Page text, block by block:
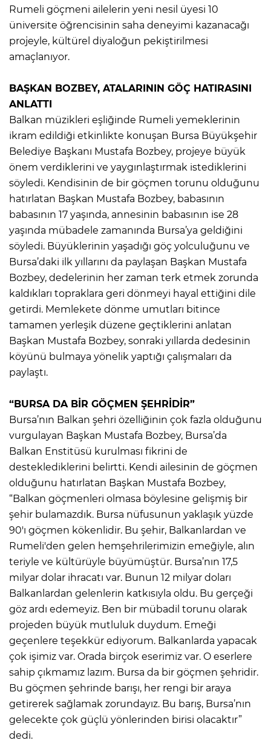
Rumeli göçmeni ailelerin yeni nesil üyesi 10
üniversite öğrencisinin saha deneyimi kazanacağı
projeyle, kültürel diyaloğun pekiştirilmesi
amaçlanıyor.
BAŞKAN BOZBEY, ATALARININ GÖÇ HATIRASINI
ANLATTI
Balkan müzikleri eşliğinde Rumeli yemeklerinin
ikram edildiği etkinlikte konuşan Bursa Büyükşehir
Belediye Başkanı Mustafa Bozbey, projeye büyük
önem verdiklerini ve yaygınlaştırmak istediklerini
söyledi. Kendisinin de bir göçmen torunu olduğunu
hatırlatan Başkan Mustafa Bozbey, babasının
babasının 17 yaşında, annesinin babasının ise 28
yaşında mübadele zamanında Bursa’ya geldiğini
söyledi. Büyüklerinin yaşadığı göç yolculuğunu ve
Bursa’daki ilk yıllarını da paylaşan Başkan Mustafa
Bozbey, dedelerinin her zaman terk etmek zorunda
kaldıkları topraklara geri dönmeyi hayal ettiğini dile
getirdi. Memlekete dönme umutları bitince
tamamen yerleşik düzene geçtiklerini anlatan
Başkan Mustafa Bozbey, sonraki yıllarda dedesinin
köyünü bulmaya yönelik yaptığı çalışmaları da
paylaştı.
“BURSA DA BİR GÖÇMEN ŞEHRİDİR”
Bursa’nın Balkan şehri özelliğinin çok fazla olduğunu
vurgulayan Başkan Mustafa Bozbey, Bursa’da
Balkan Enstitüsü kurulması fikrini de
desteklediklerini belirtti. Kendi ailesinin de göçmen
olduğunu hatırlatan Başkan Mustafa Bozbey,
“Balkan göçmenleri olmasa böylesine gelişmiş bir
şehir bulamazdık. Bursa nüfusunun yaklaşık yüzde
90'ı göçmen kökenlidir. Bu şehir, Balkanlardan ve
Rumeli'den gelen hemşehrilerimizin emeğiyle, alın
teriyle ve kültürüyle büyümüştür. Bursa’nın 17,5
milyar dolar ihracatı var. Bunun 12 milyar doları
Balkanlardan gelenlerin katkısıyla oldu. Bu gerçeği
göz ardı edemeyiz. Ben bir mübadil torunu olarak
projeden büyük mutluluk duydum. Emeği
geçenlere teşekkür ediyorum. Balkanlarda yapacak
çok işimiz var. Orada birçok eserimiz var. O eserlere
sahip çıkmamız lazım. Bursa da bir göçmen şehridir.
Bu göçmen şehrinde barışı, her rengi bir araya
getirerek sağlamak zorundayız. Bu barış, Bursa’nın
gelecekte çok güçlü yönlerinden birisi olacaktır”
dedi.